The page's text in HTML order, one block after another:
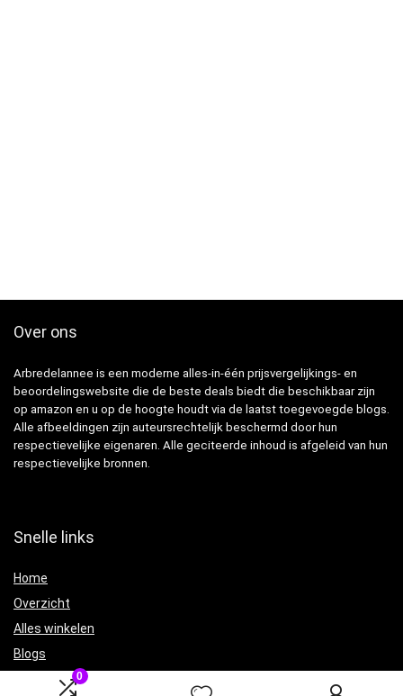
0
Over ons
Arbredelannee is een moderne alles-in-één prijsvergelijkings- en
beoordelingswebsite die de beste deals biedt die beschikbaar zijn
op amazon en u op de hoogte houdt via de laatst toegevoegde blogs.
Alle afbeeldingen zijn auteursrechtelijk beschermd door hun
respectievelijke eigenaren. Alle geciteerde inhoud is afgeleid van hun
respectievelijke bronnen.
Snelle links
Home
Overzicht
Alles winkelen
Blogs
Onze webshops